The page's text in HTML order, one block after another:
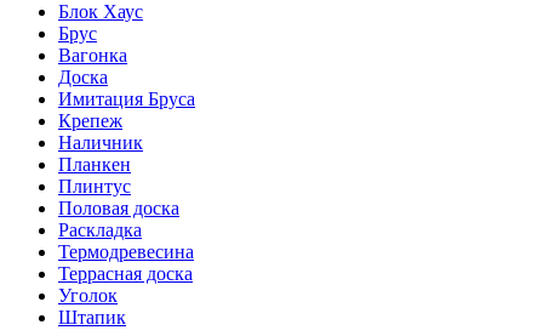
Блок Хаус
Брус
Вагонка
Доска
Имитация Бруса
Крепеж
Наличник
Планкен
Плинтус
Половая доска
Раскладка
Термодревесина
Террасная доска
Уголок
Штапик